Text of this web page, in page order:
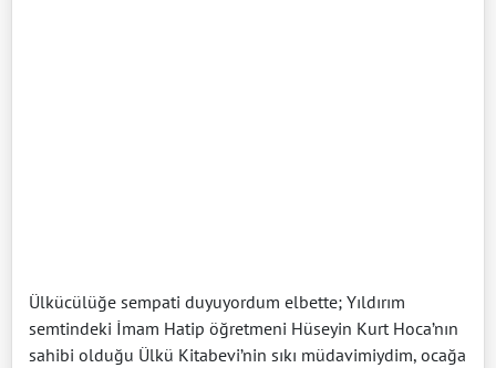
Ülkücülüğe sempati duyuyordum elbette; Yıldırım
semtindeki İmam Hatip öğretmeni Hüseyin Kurt Hoca’nın
sahibi olduğu Ülkü Kitabevi’nin sıkı müdavimiydim, ocağa